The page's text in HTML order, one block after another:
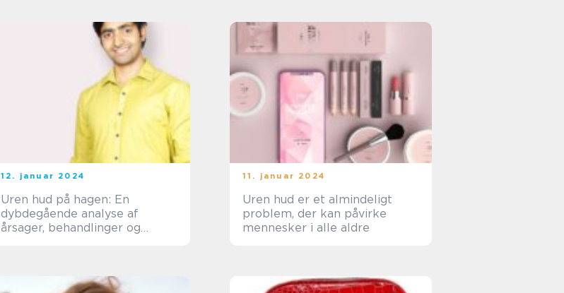
12. januar 2024
Uren hud på hagen: En
dybdegående analyse af
årsager, behandlinger og
11. januar 2024
Uren hud er et almindeligt
problem, der kan påvirke
mennesker i alle aldre